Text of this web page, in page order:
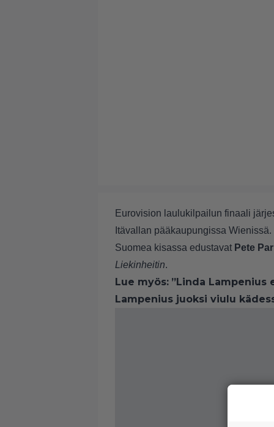
Eurovision laulukilpailun finaali
Itävallan pääkaupungissa Wienissä.
Suomea kisassa edustavat Pete
Liekinheitin.
Lue myös: ”Linda Lampenius
Lampenius juoksi viulu